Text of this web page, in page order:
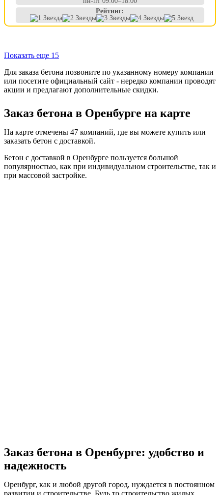
Рейтинг:
Показать еще 15
Для заказа бетона позвоните по указанному номеру компании
или посетите официальный сайт - нередко компании проводят
акции и предлагают дополнительные скидки.
Заказ бетона в Оренбурге на карте
На карте отмечены 47 компаний, где вы можете купить или
заказать бетон с доставкой.
Бетон с доставкой в Оренбурге пользуется большой
популярностью, как при индивидуальном строительстве, так и
при массовой застройке.
Заказ бетона в Оренбурге: удобство и
надежность
Оренбург, как и любой другой город, нуждается в постоянном
развитии и строительстве. Будь то строительство жилых